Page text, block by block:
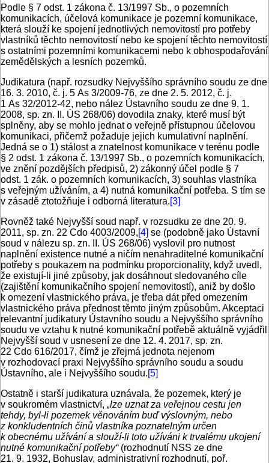
Podle § 7 odst. 1 zákona č. 13/1997 Sb., o pozemních
komunikacích, účelová komunikace je pozemní komunikace,
která slouží ke spojení jednotlivých nemovitostí pro potřeby
vlastníků těchto nemovitostí nebo ke spojení těchto nemovitostí
s ostatními pozemními komunikacemi nebo k obhospodařování
zemědělských a lesních pozemků.
Judikatura (např. rozsudky Nejvyššího správního soudu ze dne
16. 3. 2010, č. j. 5 As 3/2009-76, ze dne 2. 5. 2012, č. j.
1 As 32/2012-42, nebo nález Ústavního soudu ze dne 9. 1.
2008, sp. zn. II. ÚS 268/06) dovodila znaky, které musí být
splněny, aby se mohlo jednat o veřejně přístupnou účelovou
komunikaci, přičemž požaduje jejich kumulativní naplnění.
Jedná se o 1) stálost a znatelnost komunikace v terénu podle
§ 2 odst. 1 zákona č. 13/1997 Sb., o pozemních komunikacích,
ve znění pozdějších předpisů, 2) zákonný účel podle § 7
odst. 1 zák. o pozemních komunikacích, 3) souhlas vlastníka
s veřejným užíváním, a 4) nutná komunikační potřeba. S tím se
v zásadě ztotožňuje i odborná literatura.[3]
Rovněž také Nejvyšší soud např. v rozsudku ze dne 20. 9.
2011, sp. zn. 22 Cdo 4003/2009,[4] se (podobně jako Ústavní
soud v nálezu sp. zn. II. ÚS 268/06) vyslovil pro nutnost
naplnění existence nutné a ničím nenahraditelné komunikační
potřeby s poukazem na podmínku proporcionality, když uvedl,
že existují-li jiné způsoby, jak dosáhnout sledovaného cíle
(zajištění komunikačního spojení nemovitostí), aniž by došlo
k omezení vlastnického práva, je třeba dát před omezením
vlastnického práva přednost těmto jiným způsobům. Akceptaci
relevantní judikatury Ústavního soudu a Nejvyššího správního
soudu ve vztahu k nutné komunikační potřebě aktuálně vyjádřil
Nejvyšší soud v usnesení ze dne 12. 4. 2017, sp. zn.
22 Cdo 616/2017, čímž je zřejmá jednota nejenom
v rozhodovací praxi Nejvyššího správního soudu a soudu
Ústavního, ale i Nejvyššího soudu.[5]
Ostatně i starší judikatura uznávala, že pozemek, který je
v soukromém vlastnictví, „lze uznat za veřejnou cestu jen
tehdy, byl-li pozemek věnováním buď výslovným, nebo
z konkludentních činů vlastníka poznatelným určen
k obecnému užívání a slouží-li toto užíváni k trvalému ukojení
nutné komunikační potřeby“(rozhodnutí NSS ze dne
21. 9. 1932, Bohuslav, administrativní rozhodnutí, poř.